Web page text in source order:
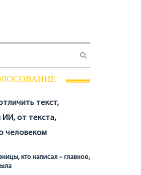
текст,
ИИ, от текста,
человеком
кто написал – главное,